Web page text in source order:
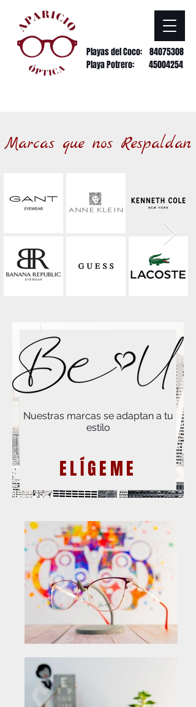
Playas del Coco: 84075308
Playa Potrero: 45004254
Marcas que nos Respaldan
ELÍGEME
Nuestras marcas se adaptan a tu
estilo